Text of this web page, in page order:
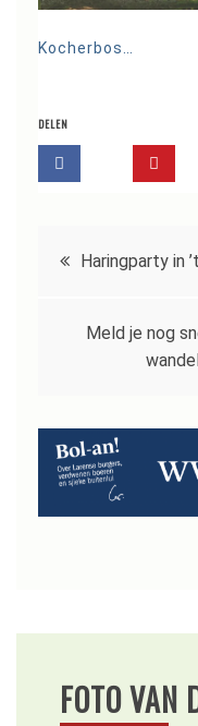
Kocherbos…
DELEN
Bericht
Haringparty in
Meld je nog
FOTO VAN